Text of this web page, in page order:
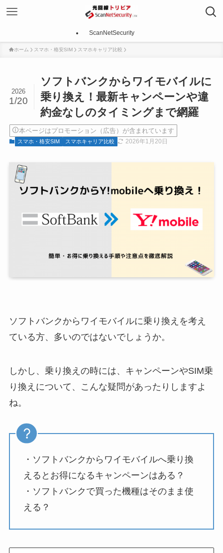
ScanNetSecurity
ホーム スマホ・格安SIM スマホキャリア比較
ソフトバンクからワイモバイルに
乗り換え！最新キャンペーンや違
約金なしのタイミングまで網羅
2026
1/20
本ページはプロモーション（広告）が含まれています
スマホ・格安SIM スマホキャリア比較 2026年1月20日
ソフトバンクからワイモバイルに乗り換えを考え
ている方、多いのではないでしょうか。
しかし、乗り換えの時には、キャンペーンやSIM乗
り換えについて、こんな疑問があったりしますよ
ね。
・ソフトバンクからワイモバイルへ乗り換
えるとお得になるキャンペーンはある？
・ソフトバンクで買った機種はそのまま使
える？